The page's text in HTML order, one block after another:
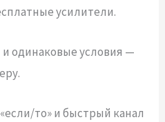
усилители.
одинаковые условия —
то» и быстрый канал